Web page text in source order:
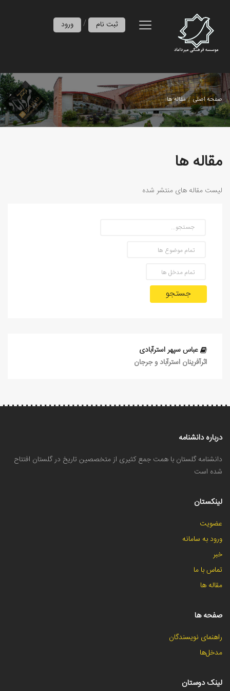
ورود / ثبت نام
صفحه اصلی مقاله ها
مقاله ها
لیست مقاله های منتشر شده
جستجو
عباس سپهر استرآبادی
اثرآفرينان استرآباد و جرجان
درباره دانشنامه
دانشنامه گلستان با همت جمع کثیری از متخصصین تاریخ در گلستان افتتاح
شده است
لینکستان
عضویت
ورود به سامانه
خبر
تماس با ما
مقاله ها
صفحه ها
راهنمای نویسندگان
مدخل‌ها
لینک دوستان